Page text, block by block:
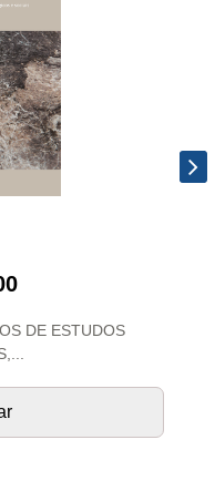
DE ESTUDOS